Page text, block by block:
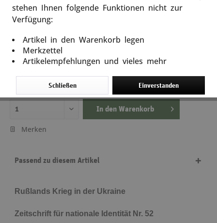
div. Autoren
Wir selbst 52 - Rußlands Krieg in der Ukraine
Artikel-Nr.: 13100
15,00 €
inkl. MwSt.zzgl. Versandkosten
Lieferzeit ca. 5 Tage
In den Warenkorb
Merken
Passend zu diesem Artikel
Rußlands Krieg in der Ukraine
Zeitschrift für nationale Identität Nr. 52
stehen Ihnen folgende Funktionen nicht zur
Verfügung:
Artikel in den Warenkorb legen
Merkzettel
Artikelempfehlungen und vieles mehr
Einverstanden
Schließen